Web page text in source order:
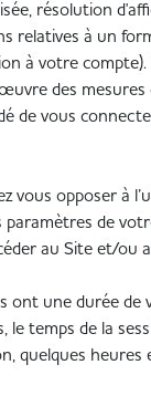
résolution
relatives à un
à votre
des mesures
de vous
vous opposer à
paramètres de
au Site et/ou
ont une durée
le temps de la
quelques